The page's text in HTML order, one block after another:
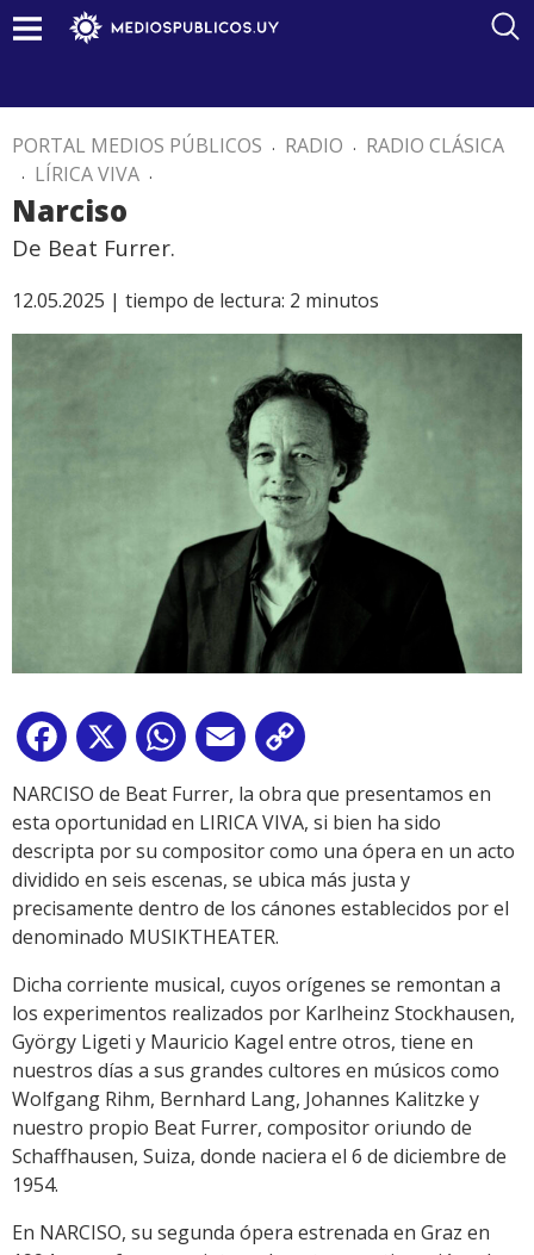
PORTAL MEDIOS PÚBLICOS . RADIO . RADIO CLÁSICA
. LÍRICA VIVA .
Narciso
De Beat Furrer.
12.05.2025 | tiempo de lectura: 2 minutos
Facebook
X WhatsApp
Email
Link
NARCISO de Beat Furrer, la obra que presentamos en
esta oportunidad en LIRICA VIVA, si bien ha sido
descripta por su compositor como una ópera en un acto
dividido en seis escenas, se ubica más justa y
precisamente dentro de los cánones establecidos por el
denominado MUSIKTHEATER.
Dicha corriente musical, cuyos orígenes se remontan a
los experimentos realizados por Karlheinz Stockhausen,
György Ligeti y Mauricio Kagel entre otros, tiene en
nuestros días a sus grandes cultores en músicos como
Wolfgang Rihm, Bernhard Lang, Johannes Kalitzke y
nuestro propio Beat Furrer, compositor oriundo de
Schaffhausen, Suiza, donde naciera el 6 de diciembre de
1954.
En NARCISO, su segunda ópera estrenada en Graz en